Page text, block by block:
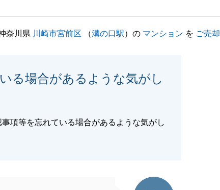
奈川県 川崎市宮前区 （溝の口駅）の マンション を ご売却
る場合があるような気がし
項等を忘れている場合があるような気がし